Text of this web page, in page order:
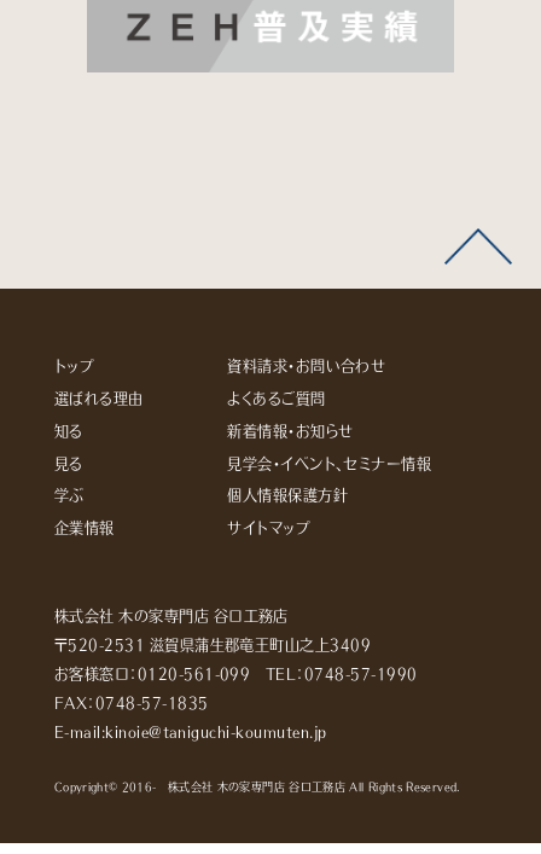
トップ
選ばれる理由
知る
見る
学ぶ
企業情報
資料請求・お問い合わせ
よくあるご質問
新着情報・お知らせ
見学会・イベント、セミナー情報
個人情報保護方針
サイトマップ
株式会社 木の家専門店 谷口工務店
〒520-2531 滋賀県蒲生郡竜王町山之上3409
お客様窓口： 0120-561-099 TEL： 0748-57-1990
FAX：0748-57-1835
E-mail:kinoie@taniguchi-koumuten.jp
Copyright© 2016- 株式会社 木の家専門店 谷口工務店 All Rights Reserved.